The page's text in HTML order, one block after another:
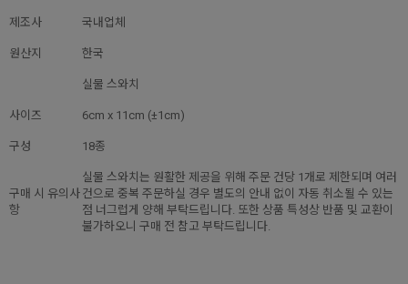
제조사 국내업체
원산지 한국
실물 스와치
사이즈 6cm x 11cm (±1cm)
구성 18종
구매 시 유의사
항
실물 스와치는 원활한 제공을 위해 주문 건당 1개로 제한되며 여러
건으로 중복 주문하실 경우 별도의 안내 없이 자동 취소될 수 있는
점 너그럽게 양해 부탁드립니다. 또한 상품 특성상 반품 및 교환이
불가하오니 구매 전 참고 부탁드립니다.